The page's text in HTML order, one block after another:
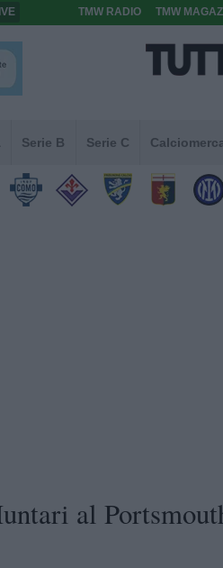
TMW RADIO TMW
Serie B Serie C
al